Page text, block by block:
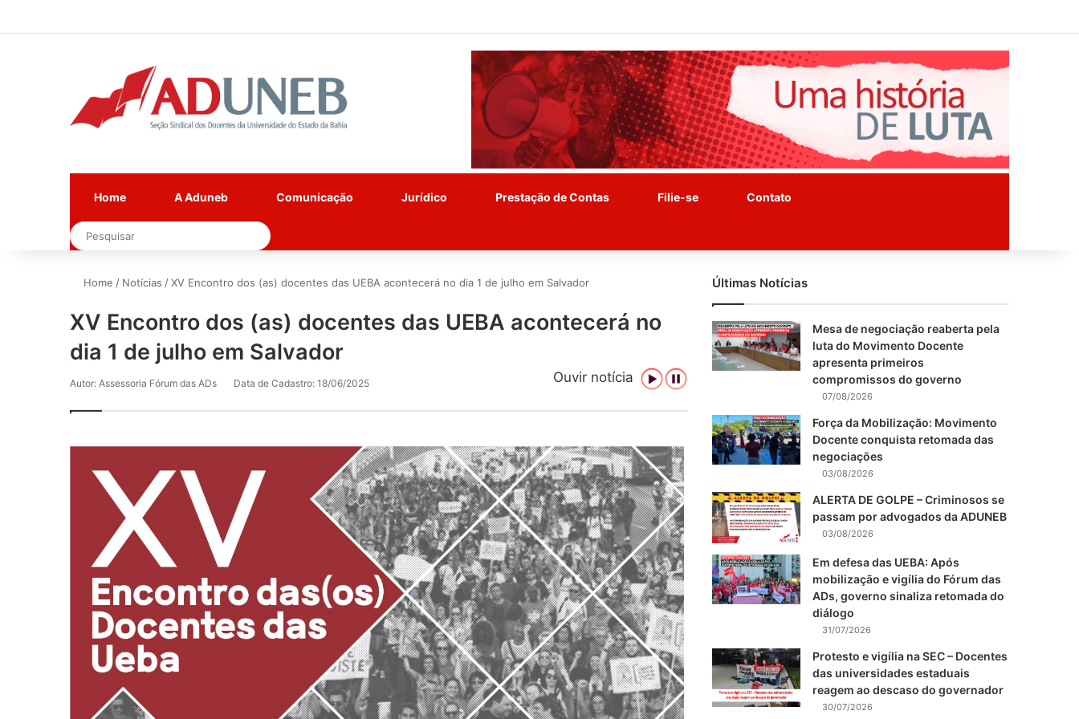
Home A Aduneb Comunicação Jurídico Prestação de Contas Filie-se Contato
Pesquisar
Home / Notícias /XV Encontro dos (as) docentes das UEBA acontecerá no dia 1 de julho em Salvador
XV Encontro dos (as) docentes das UEBA acontecerá no
dia 1 de julho em Salvador
Ouvir notícia
Autor: Assessoria Fórum das ADs Data de Cadastro: 18/06/2025
Últimas Notícias
Mesa de negociação reaberta pela
luta do Movimento Docente
apresenta primeiros
compromissos do governo
07/08/2026
Força da Mobilização: Movimento
Docente conquista retomada das
negociações
03/08/2026
ALERTA DE GOLPE – Criminosos se
passam por advogados da ADUNEB
03/08/2026
Em defesa das UEBA: Após
mobilização e vigília do Fórum das
ADs, governo sinaliza retomada do
diálogo
31/07/2026
Protesto e vigília na SEC – Docentes
das universidades estaduais
reagem ao descaso do governador
30/07/2026